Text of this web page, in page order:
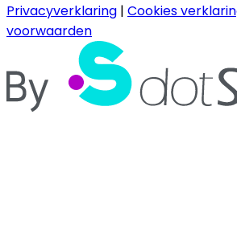
Privacyverklaring | Cookies
voorwaarden